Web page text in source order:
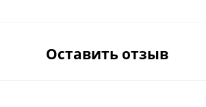
Оставить отзыв